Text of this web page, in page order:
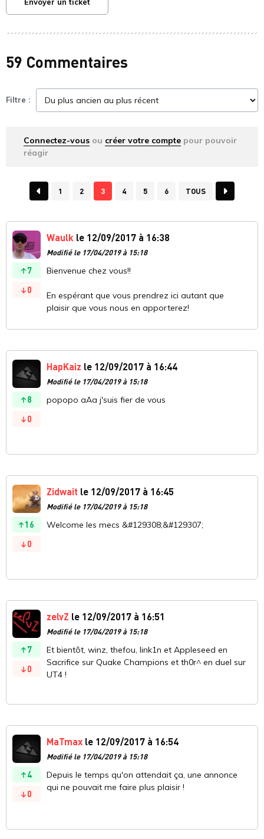
59 Commentaires
Filtre :
Connectez-vous ou créer votre compte pour pouvoir
réagir
1 2 3 4 5 6 TOUS
7
0
Waulk le 12/09/2017 à 16:38
Modifié le 17/04/2019 à 15:18
Bienvenue chez vous!!
En espérant que vous prendrez ici autant que
plaisir que vous nous en apporterez!
8
0
HapKaiz le 12/09/2017 à 16:44
Modifié le 17/04/2019 à 15:18
popopo aAa j'suis fier de vous
16
0
Zidwait le 12/09/2017 à 16:45
Modifié le 17/04/2019 à 15:18
Welcome les mecs &#129308;&#129307;
7
0
zelvZ le 12/09/2017 à 16:51
Modifié le 17/04/2019 à 15:18
Et bientôt, winz, thefou, link1n et Appleseed en
Sacrifice sur Quake Champions et th0r^ en duel sur
UT4 !
4
0
MaTmax le 12/09/2017 à 16:54
Modifié le 17/04/2019 à 15:18
Depuis le temps qu'on attendait ça, une annonce
qui ne pouvait me faire plus plaisir !